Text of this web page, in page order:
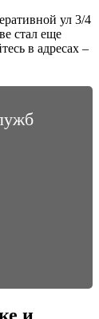
ул 3/4
стал еще
в адресах –
и